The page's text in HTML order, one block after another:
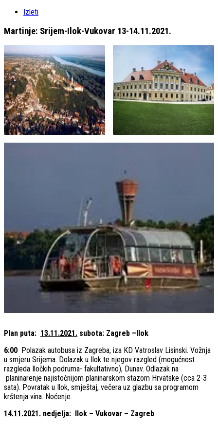
Izleti
Martinje: Srijem-Ilok-Vukovar 13-14.11.2021.
Plan puta: 13.11.2021. subota: Zagreb –Ilok
6:00 Polazak autobusa iz Zagreba, iza KD Vatroslav Lisinski. Vožnja
u smjeru Srijema. Dolazak u Ilok te njegov razgled (mogućnost
razgleda Iločkih podruma- fakultativno), Dunav. Odlazak na
planinarenje najistočnijom planinarskom stazom Hrvatske (cca 2-3
sata). Povratak u Ilok, smještaj, večera uz glazbu sa programom
krštenja vina. Noćenje.
14.11.2021. nedjelja: Ilok – Vukovar – Zagreb